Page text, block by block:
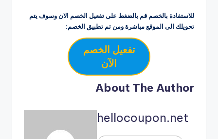
للاستفادة بالخصم قم بالضغط على تفعيل الخصم الان وسوف يتم
تحويلك الى الموقع مباشرة ومن ثم تطبيق الخصم:
تفعيل الخصم
الآن
About The Author
hellocoupon.net